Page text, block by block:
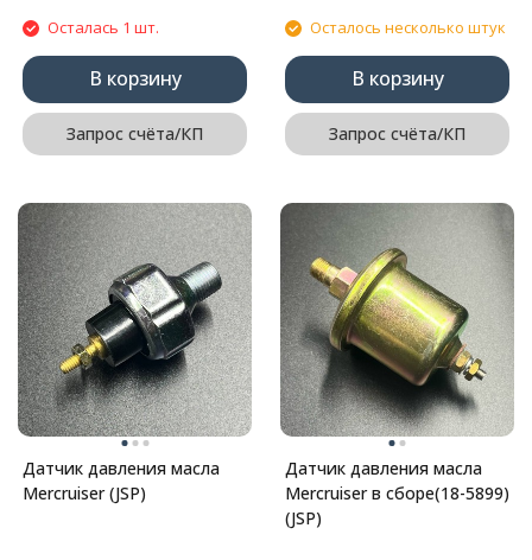
Осталась 1 шт.
В корзину
Запрос счёта/КП
Осталось несколько штук
В корзину
Запрос счёта/КП
Датчик давления масла
Mercruiser (JSP)
Датчик давления масла
Mercruiser в сборе(18-5899)
(JSP)